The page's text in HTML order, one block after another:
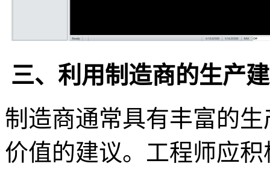
三、利用制造商的生产
制造商通常具有丰富的
价值的建议。工程师应